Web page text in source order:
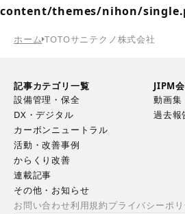
content/themes/nihon/
ホーム TOTOサニテクノ株式会社
記事カテゴリ一覧
設備管理・保全
DX・デジタル
カーボンニュートラル
活動・改善事例
からくり改善
連載記事
その他・お知らせ
JIPM
動画集
過去報
お問い合わせ利用規約プライバシーポ